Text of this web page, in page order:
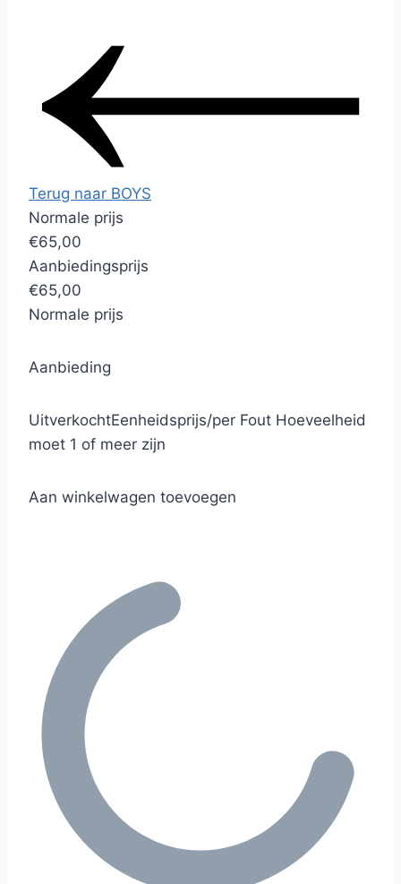
Terug naar BOYS
Normale prijs
€65,00
Aanbiedingsprijs
€65,00
Normale prijs
Aanbieding
UitverkochtEenheidsprijs/per Fout Hoeveelheid
moet 1 of meer zijn
Aan winkelwagen toevoegen